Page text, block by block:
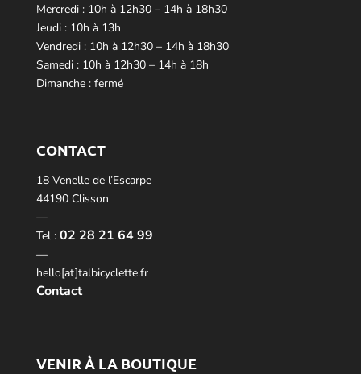
Mercredi : 10h à 12h30 – 14h à 18h30
Jeudi : 10h à 13h
Vendredi : 10h à 12h30 – 14h à 18h30
Samedi : 10h à 12h30 – 14h à 18h
Dimanche : fermé
CONTACT
18 Venelle de l’Escarpe
44190 Clisson
—
Tel : 02 28 21 64 99
—
hello[at]talbicyclette.fr
Contact
VENIR À LA BOUTIQUE